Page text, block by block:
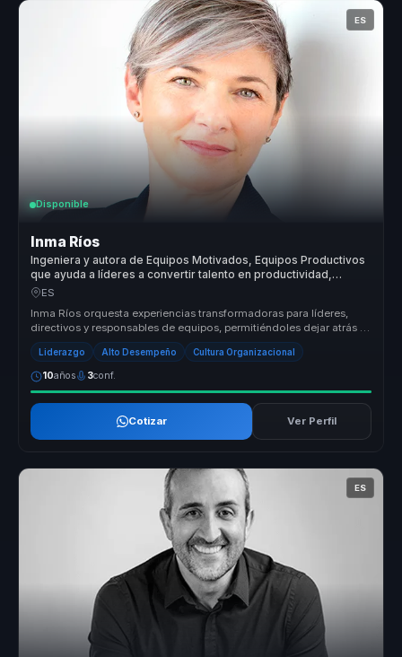
ES
Disponible
Inma Ríos
Ingeniera y autora de Equipos Motivados, Equipos Productivos
que ayuda a líderes a convertir talento en productividad,
cohesión y alto rendimiento.
ES
Inma Ríos orquesta experiencias transformadoras para líderes,
directivos y responsables de equipos, permitiéndoles dejar atrás la
desalin...
Liderazgo Alto Desempeño Cultura Organizacional
10años 3conf.
Cotizar Ver Perfil
ES